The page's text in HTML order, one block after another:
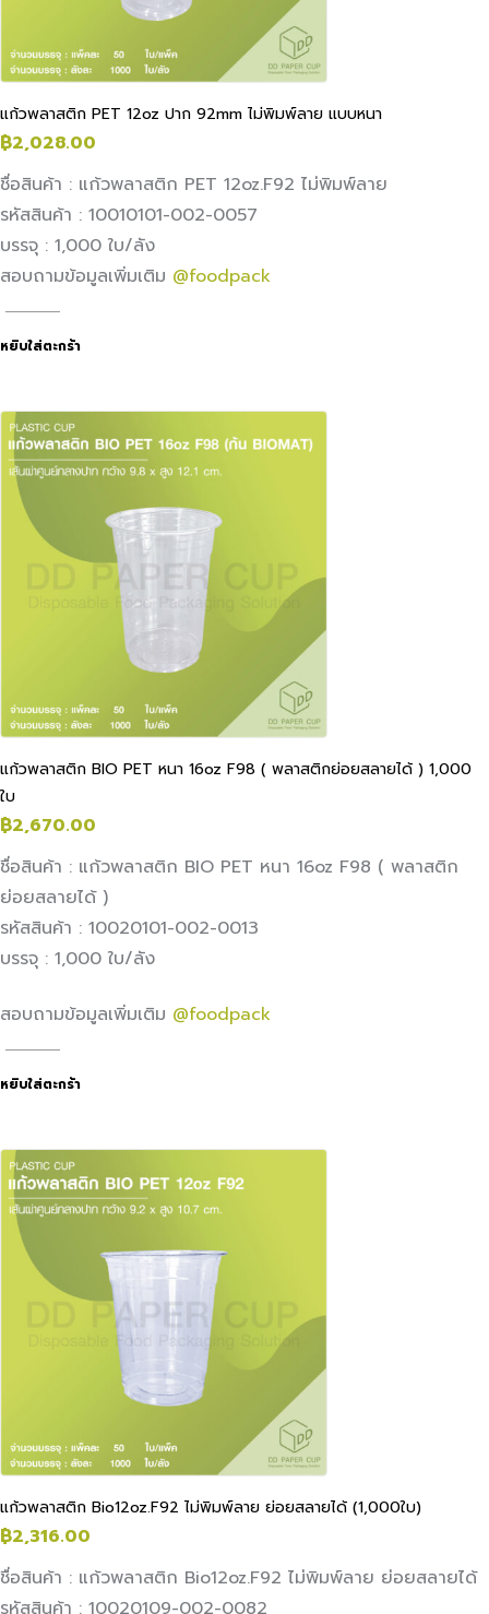
แก้วพลาสติก PET 12oz ปาก 92mm ไม่พิมพ์ลาย แบบหนา
฿2,028.00
ชื่อสินค้า : แก้วพลาสติก PET 12oz.F92 ไม่พิมพ์ลาย
รหัสสินค้า : 10010101-002-0057
บรรจุ : 1,000 ใบ/ลัง
สอบถามข้อมูลเพิ่มเติม @foodpack
หยิบใส่ตะกร้า
แก้วพลาสติก BIO PET หนา 16oz F98 ( พลาสติกย่อยสลายได้ ) 1,000
ใบ
฿2,670.00
ชื่อสินค้า : แก้วพลาสติก BIO PET หนา 16oz F98 ( พลาสติก
ย่อยสลายได้ )
รหัสสินค้า : 10020101-002-0013
บรรจุ : 1,000 ใบ/ลัง
สอบถามข้อมูลเพิ่มเติม @foodpack
หยิบใส่ตะกร้า
แก้วพลาสติก Bio12oz.F92 ไม่พิมพ์ลาย ย่อยสลายได้ (1,000ใบ)
฿2,316.00
ชื่อสินค้า : แก้วพลาสติก Bio12oz.F92 ไม่พิมพ์ลาย ย่อยสลายได้
รหัสสินค้า : 10020109-002-0082